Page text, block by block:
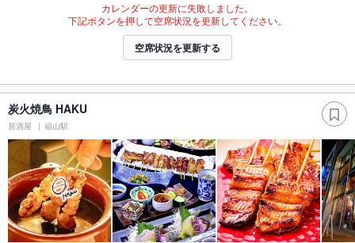
カレンダーの更新に失敗しました。
下記ボタンを押して空席状況を更新してください。
空席状況を更新する
炭火焼鳥 HAKU
居酒屋 福山駅